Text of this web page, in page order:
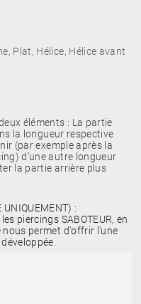
Plat, Hélice, Hélice avant
éléments : La partie
la longueur respective
(par exemple après la
d’une autre longueur
la partie arrière plus
:
piercings SABOTEUR, en
permet d'offrir l'une